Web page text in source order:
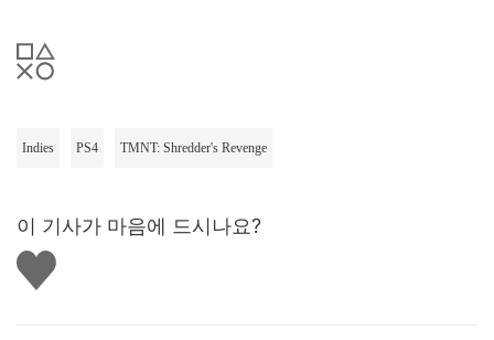
Indies PS4 TMNT: Shredder's Revenge
이 기사가 마음에 드시나요?
좋
아